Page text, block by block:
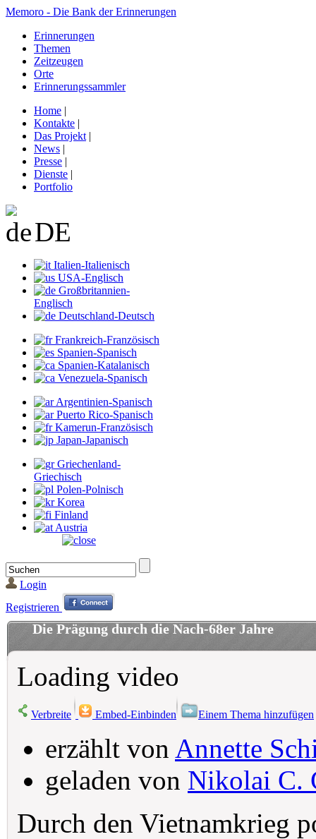
Memoro - Die Bank der Erinnerungen
Erinnerungen
Themen
Zeitzeugen
Orte
Erinnerungssammler
Home |
Kontakte |
Das Projekt |
News |
Presse |
Dienste |
Portfolio
DE
Italien-Italienisch
USA-Englisch
Großbritannien-
Englisch
Deutschland-Deutsch
Frankreich-Französisch
Spanien-Spanisch
Spanien-Katalanisch
Venezuela-Spanisch
Argentinien-Spanisch
Puerto Rico-Spanisch
Kamerun-Französisch
Japan-Japanisch
Griechenland-
Griechisch
Polen-Polnisch
Korea
Finland
Austria
Login
Registrieren
Die Prägung durch die Nach-68er Jahre
Loading video
Verbreite Embed-Einbinden Einem Thema hinzufügen
erzählt von Annette
geladen von Nikolai C.
Durch den Vietnamkrieg